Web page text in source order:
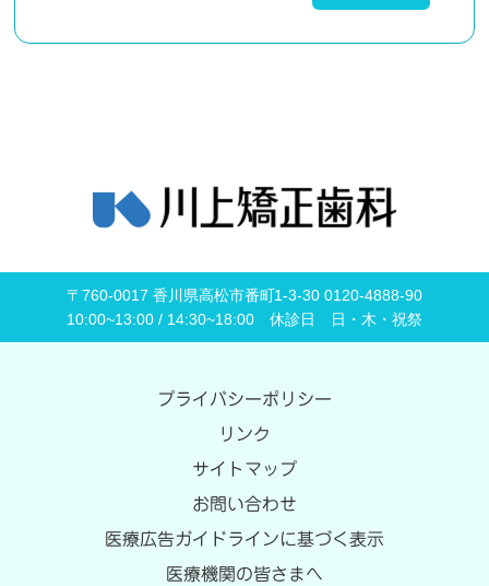
〒760-0017 香川県高松市番町1-3-30 0120-4888-90
10:00~13:00 / 14:30~18:00 休診日 日・木・祝祭
プライバシーポリシー
リンク
サイトマップ
お問い合わせ
医療広告ガイドラインに基づく表示
医療機関の皆さまへ